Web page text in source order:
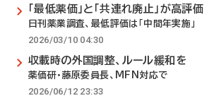
「最低薬価」と「共連れ廃止」が高評価
日刊薬業調査、最低評価は「中間年実施」
2026/03/10 04:30
収載時の外国調整、ルール緩和を
薬価研・藤原委員長、MFN対応で
2026/06/12 23:33